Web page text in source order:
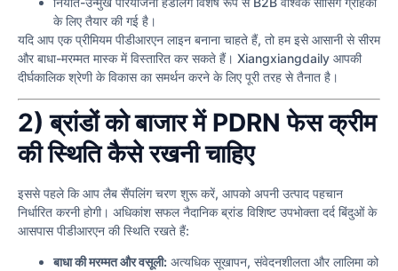
के लिए तैयार की गई है।
यदि आप एक प्रीमियम पीडीआरएन लाइन बनाना चाहते हैं, तो हम इसे आसानी से सीरम
और बाधा-मरम्मत मास्क में विस्तारित कर सकते हैं। Xiangxiangdaily आपकी
दीर्घकालिक श्रेणी के विकास का समर्थन करने के लिए पूरी तरह से तैनात है।
2) ब्रांडों को बाजार में PDRN फेस क्रीम
की स्थिति कैसे रखनी चाहिए
इससे पहले कि आप लैब सैंपलिंग चरण शुरू करें, आपको अपनी उत्पाद पहचान
निर्धारित करनी होगी। अधिकांश सफल नैदानिक ब्रांड विशिष्ट उपभोक्ता दर्द बिंदुओं के
आसपास पीडीआरएन की स्थिति रखते हैं:
बाधा की मरम्मत और वसूली: अत्यधिक सूखापन, संवेदनशीलता और लालिमा को